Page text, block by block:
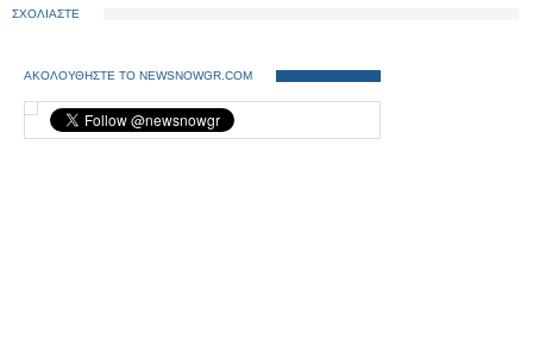
ΣΧΟΛΙΑΣΤΕ
ΑΚΟΛΟΥΘΗΣΤΕ ΤΟ NEWSNOWGR.COM